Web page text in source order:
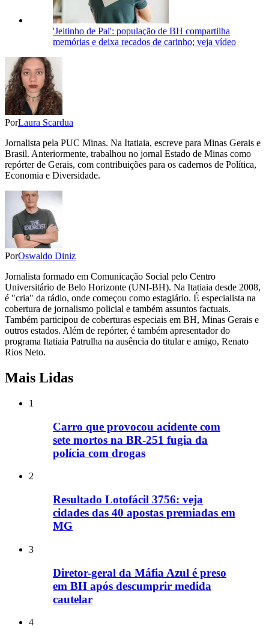
'Jeitinho de Pai': população de BH compartilha
memórias e deixa recados de carinho; veja vídeo
PorLaura Scardua
Jornalista pela PUC Minas. Na Itatiaia, escreve para Minas Gerais e
Brasil. Anteriormente, trabalhou no jornal Estado de Minas como
repórter de Gerais, com contribuições para os cadernos de Política,
Economia e Diversidade.
PorOswaldo Diniz
Jornalista formado em Comunicação Social pelo Centro
Universitário de Belo Horizonte (UNI-BH). Na Itatiaia desde 2008,
é "cria" da rádio, onde começou como estagiário. É especialista na
cobertura de jornalismo policial e também assuntos factuais.
Também participou de coberturas especiais em BH, Minas Gerais e
outros estados. Além de repórter, é também apresentador do
programa Itatiaia Patrulha na ausência do titular e amigo, Renato
Rios Neto.
Mais Lidas
1
Carro que provocou acidente com
sete mortos na BR-251 fugia da
polícia com drogas
2
Resultado Lotofácil 3756: veja
cidades das 40 apostas premiadas em
MG
3
Diretor-geral da Máfia Azul é preso
em BH após descumprir medida
cautelar
4